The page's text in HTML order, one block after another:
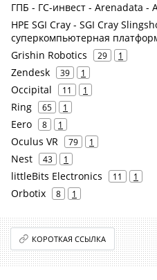
ГПБ - ГС-инвест - Arenadata -
HPE SGI Cray - SGI Cray
суперкомпьютерная
Grishin Robotics 29 1
Zendesk 39 1
Occipital 11 1
Ring 65 1
Eero 8 1
Oculus VR 79 1
Nest 43 1
littleBits Electronics 11 1
Orbotix 8 1
КОРОТКАЯ ССЫЛКА